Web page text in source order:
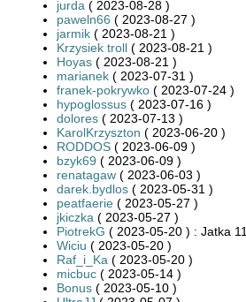
jurda ( 2023-08-28 )
paweln66 ( 2023-08-27 )
jarmik ( 2023-08-21 )
Krzysiek troll ( 2023-08-21 )
Hoyas ( 2023-08-21 )
marianek ( 2023-07-31 )
franek-pokrywko ( 2023-07-24 )
hypoglossus ( 2023-07-16 )
dolores ( 2023-07-13 )
KarolKrzyszton ( 2023-06-20 )
RODDOS ( 2023-06-09 )
bzyk69 ( 2023-06-09 )
renatagaw ( 2023-06-03 )
darek.bydlos ( 2023-05-31 )
peatfaerie ( 2023-05-27 )
jkiczka ( 2023-05-27 )
PiotrekG ( 2023-05-20 ) : Jatka 11
Wiciu ( 2023-05-20 )
Raf_i_Ka ( 2023-05-20 )
micbuc ( 2023-05-14 )
Bonus ( 2023-05-10 )